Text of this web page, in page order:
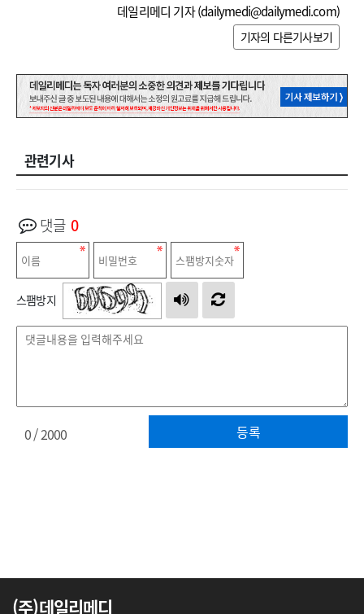
데일리메디 기자 (dailymedi@dailymedi.com)
기자의 다른기사보기
관련기사
댓글 0
스팸방지
등록
0/ 2000
(주)데일리메디